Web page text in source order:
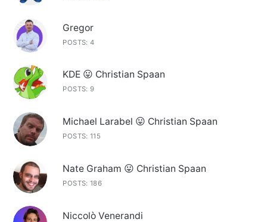
Gregor
POSTS: 4
KDE 😛 Christian Spaan
POSTS: 9
Michael Larabel 😛 Christian Spaan
POSTS: 115
Nate Graham 😛 Christian Spaan
POSTS: 186
Niccolò Venerandi